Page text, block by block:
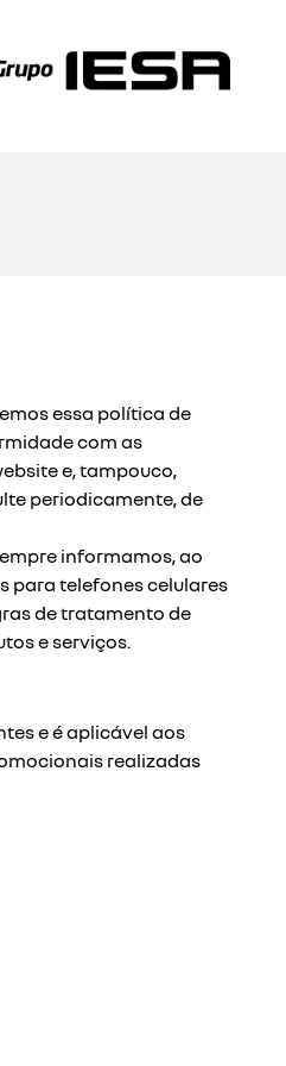
essa política de
com as
e, tampouco,
periodicamente, de
informamos, ao
para telefones celulares
de tratamento de
e serviços.
e é aplicável aos
realizadas